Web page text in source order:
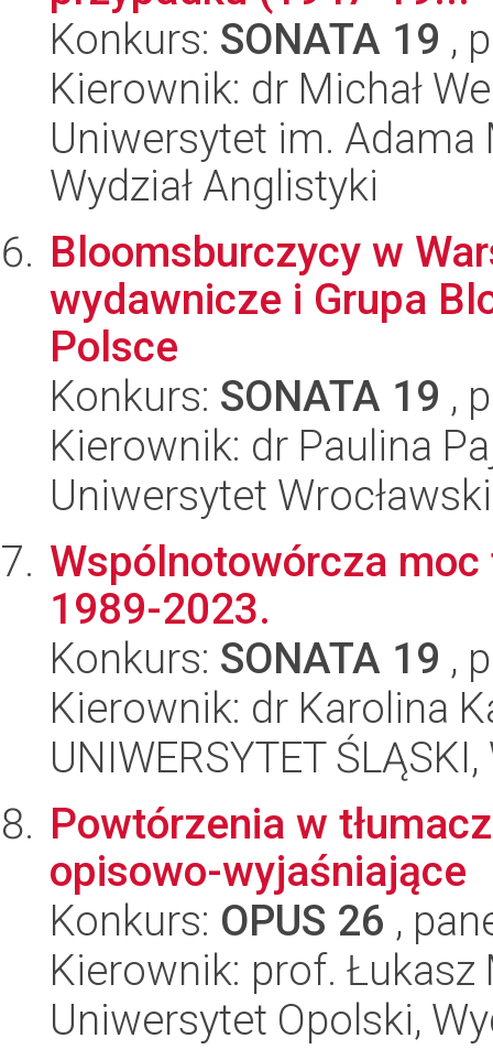
Konkurs: SONATA 19 ,
Kierownik: dr Michał
Uniwersytet im.
Wydział Anglistyki
Bloomsburczycy w
wydawnicze i Grupa
Polsce
Konkurs: SONATA 19 ,
Kierownik: dr Paulina
Uniwersytet
Wspólnotowórcza
1989-2023.
Konkurs: SONATA 19 ,
Kierownik: dr Karolina
UNIWERSYTET
Powtórzenia w
opisowo-wyjaśniające
Konkurs: OPUS 26 ,
Kierownik: prof. Łukasz
Uniwersytet Opolski,